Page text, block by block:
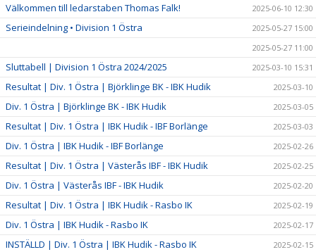
Välkommen till ledarstaben Thomas Falk! 2025-06-10 12:30
Serieindelning • Division 1 Östra
2025-05-27 15:00
2025-05-27 11:00
Sluttabell | Division 1 Östra 2024/2025 2025-03-10 15:31
Resultat | Div. 1 Östra | Björklinge BK - IBK Hudik 2025-03-10
Div. 1 Östra | Björklinge BK - IBK Hudik 2025-03-05
Resultat | Div. 1 Östra | IBK Hudik - IBF Borlänge 2025-03-03
Div. 1 Östra | IBK Hudik - IBF Borlänge 2025-02-26
Resultat | Div. 1 Östra | Västerås IBF - IBK Hudik 2025-02-25
Div. 1 Östra | Västerås IBF - IBK Hudik 2025-02-20
Resultat | Div. 1 Östra | IBK Hudik - Rasbo IK 2025-02-19
Div. 1 Östra | IBK Hudik - Rasbo IK 2025-02-17
INSTÄLLD | Div. 1 Östra | IBK Hudik - Rasbo IK 2025-02-15